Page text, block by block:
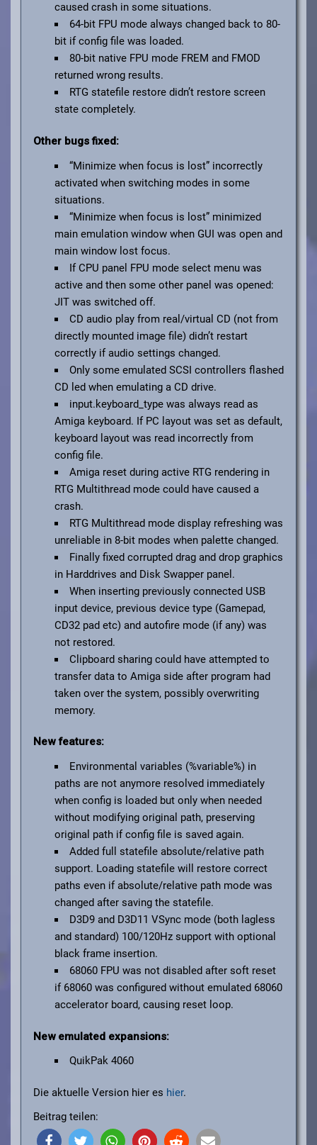
caused crash in some situations.
64-bit FPU mode always changed back to 80-
bit if config file was loaded.
80-bit native FPU mode FREM and FMOD
returned wrong results.
RTG statefile restore didn’t restore screen
state completely.
Other bugs fixed:
“Minimize when focus is lost” incorrectly
activated when switching modes in some
situations.
“Minimize when focus is lost” minimized
main emulation window when GUI was open and
main window lost focus.
If CPU panel FPU mode select menu was
active and then some other panel was opened:
JIT was switched off.
CD audio play from real/virtual CD (not from
directly mounted image file) didn’t restart
correctly if audio settings changed.
Only some emulated SCSI controllers flashed
CD led when emulating a CD drive.
input.keyboard_type was always read as
Amiga keyboard. If PC layout was set as default,
keyboard layout was read incorrectly from
config file.
Amiga reset during active RTG rendering in
RTG Multithread mode could have caused a
crash.
RTG Multithread mode display refreshing was
unreliable in 8-bit modes when palette changed.
Finally fixed corrupted drag and drop graphics
in Harddrives and Disk Swapper panel.
When inserting previously connected USB
input device, previous device type (Gamepad,
CD32 pad etc) and autofire mode (if any) was
not restored.
Clipboard sharing could have attempted to
transfer data to Amiga side after program had
taken over the system, possibly overwriting
memory.
New features:
Environmental variables (%variable%) in
paths are not anymore resolved immediately
when config is loaded but only when needed
without modifying original path, preserving
original path if config file is saved again.
Added full statefile absolute/relative path
support. Loading statefile will restore correct
paths even if absolute/relative path mode was
changed after saving the statefile.
D3D9 and D3D11 VSync mode (both lagless
and standard) 100/120Hz support with optional
black frame insertion.
68060 FPU was not disabled after soft reset
if 68060 was configured without emulated 68060
accelerator board, causing reset loop.
New emulated expansions:
QuikPak 4060
Die aktuelle Version hier es hier.
Beitrag teilen: